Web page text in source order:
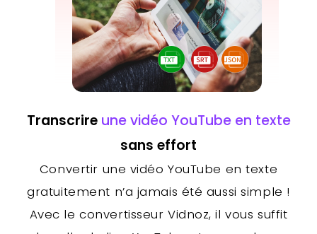
Transcrire une vidéo YouTube en texte
sans effort
Convertir une vidéo YouTube en texte
gratuitement n’a jamais été aussi simple !
Avec le convertisseur Vidnoz, il vous suffit